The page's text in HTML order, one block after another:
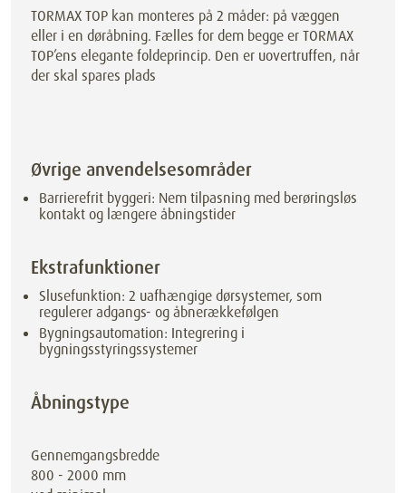
TORMAX TOP kan monteres på 2 måder: på væggen
eller i en døråbning. Fælles for dem begge er TORMAX
TOP’ens elegante foldeprincip. Den er uovertruffen, når
der skal spares plads
Øvrige anvendelsesområder
Barrierefrit byggeri: Nem tilpasning med berøringsløs
kontakt og længere åbningstider
Ekstrafunktioner
Slusefunktion: 2 uafhængige dørsystemer, som
regulerer adgangs- og åbnerækkefølgen
Bygningsautomation: Integrering i
bygningsstyringssystemer
Åbningstype
Gennemgangsbredde
800 - 2000 mm